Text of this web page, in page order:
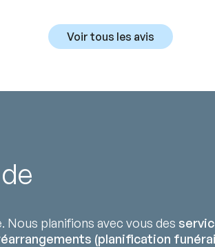
Voir tous les avis
Nous planifions avec vous des
(planification